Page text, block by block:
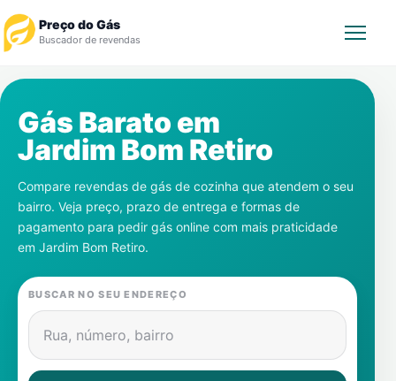
Preço do Gás
Buscador de revendas
Revendedor
Notícias
Cadastre-se
Gás
Contatos
Gás Barato em
Jardim Bom Retiro
Compare revendas de gás de cozinha que atendem o seu
bairro. Veja preço, prazo de entrega e formas de
pagamento para pedir gás online com mais praticidade
em Jardim Bom Retiro.
BUSCAR NO SEU ENDEREÇO
Rua, número, bairro